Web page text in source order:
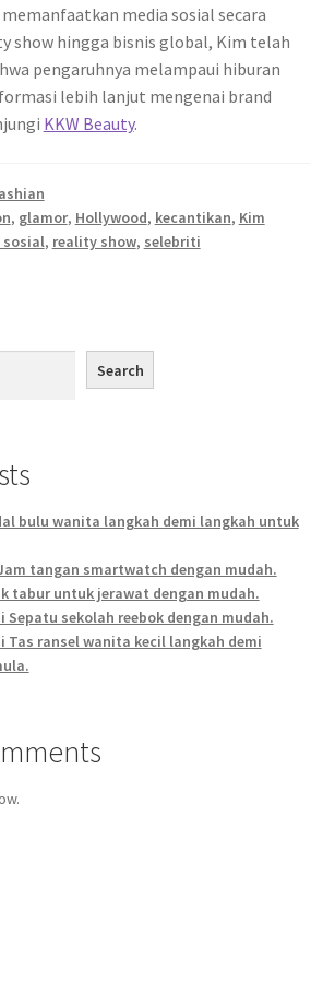
media sosial secara
show hingga bisnis global, Kim telah
pengaruhnya melampaui hiburan
lebih lanjut mengenai brand
KKW Beauty.
, glamor, Hollywood, kecantikan, Kim
sosial, reality show, selebriti
Search
bulu wanita langkah demi langkah untuk
tangan smartwatch dengan mudah.
tabur untuk jerawat dengan mudah.
Sepatu sekolah reebok dengan mudah.
Tas ransel wanita kecil langkah demi